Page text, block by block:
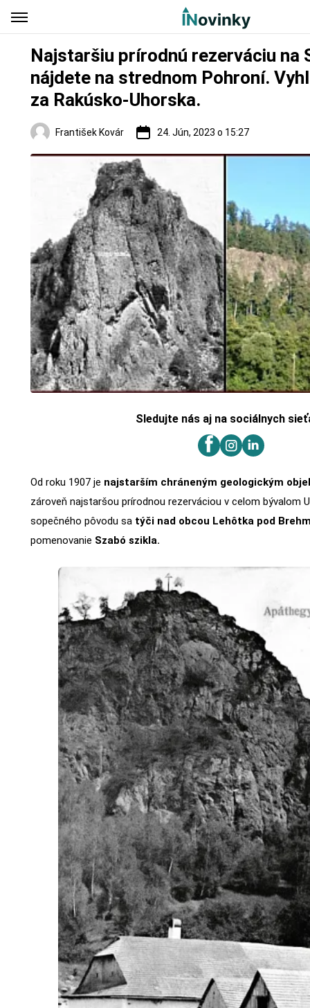
Najstaršiu prírodnú rezerváciu na
nájdete na strednom Pohroní.
za Rakúsko-Uhorska.
František Kovár 24. Jún, 2023 o 15:27
Sledujte nás aj na sociálnych
Od roku 1907 je najstarším chráneným geologickým
zároveň najstaršou prírodnou rezerváciou v celom bývalom
sopečného pôvodu sa týči nad obcou Lehôtka pod
pomenovanie Szabó szikla.